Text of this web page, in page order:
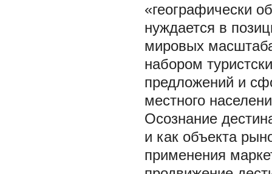
«географически
нуждается в
мировых
набором
предложений и
местного
Осознание
и как объекта
применения